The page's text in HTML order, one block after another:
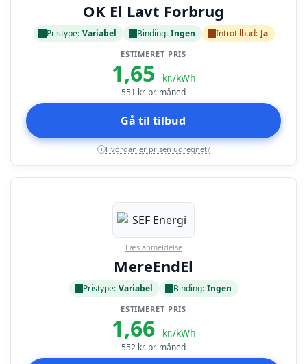
OK El Lavt Forbrug
Pristype: Variabel Binding: Ingen Introtilbud: Ja
ESTIMERET PRIS
1,65 kr./kWh
551 kr. pr. måned
Gå til tilbud
i Hvordan er prisen udregnet?
Læs anmeldelse
MereEndEl
Pristype: Variabel Binding: Ingen
ESTIMERET PRIS
1,66 kr./kWh
552 kr. pr. måned